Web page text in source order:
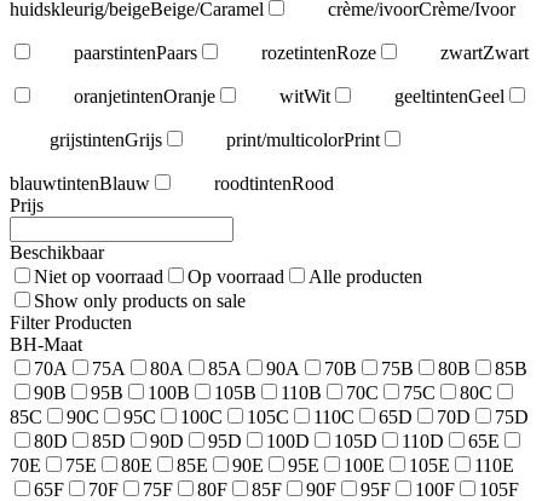
huidskleurig/beigeBeige/Caramel crème/ivoorCrème/Ivoor
paarstintenPaars rozetintenRoze zwartZwart
oranjetintenOranje witWit geeltintenGeel
grijstintenGrijs print/multicolorPrint
blauwtintenBlauw roodtintenRood
Prijs
Beschikbaar
Niet op voorraad
Op voorraad
Alle producten
Show only products on sale
Filter Producten
BH-Maat
70A
75A 80A 85A 90A 70B 75B 80B
85B
90B
95B 100B 105B 110B 70C 75C
80C
85C
90C 95C 100C 105C 110C 65D 70D
75D
80D
85D 90D 95D 100D 105D 110D
65E
70E
75E 80E 85E 90E 95E 100E 105E
110E
65F
70F 75F 80F 85F 90F 95F 100F
105F